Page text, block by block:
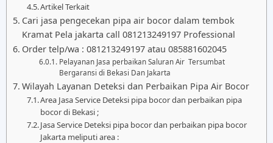
Artikel Terkait
Cari jasa pengecekan pipa air bocor dalam tembok
Kramat Pela jakarta call 081213249197 Professional
Order telp/wa : 081213249197 atau 085881602045
Pelayanan Jasa perbaikan Saluran Air Tersumbat
Bergaransi di Bekasi Dan Jakarta
Wilayah Layanan Deteksi dan Perbaikan Pipa Air Bocor
Area Jasa Service Deteksi pipa bocor dan perbaikan pipa
bocor di Bekasi ;
Jasa Service Deteksi pipa bocor dan perbaikan pipa bocor
Jakarta meliputi area :